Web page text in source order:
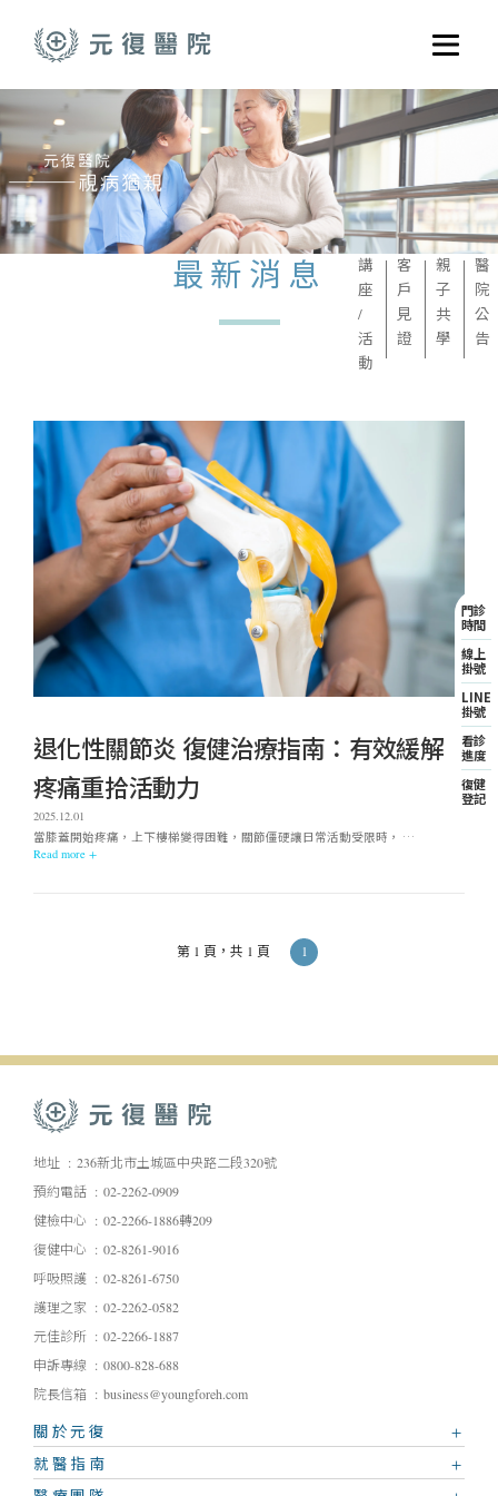
選單
關於元復
就醫指南
醫學門診
醫療養護服務 最新消息
講
座
/
活
動
客
戶
見
證
親
子
共
學
醫
院
公
告
退化性關節炎 復健治療指南：有效緩解
疼痛重拾活動力
2025.12.01
當膝蓋開始疼痛，上下樓梯變得困難，關節僵硬讓日常活動受限時， …
Read more +
第 1 頁，共 1 頁 1
地址
236新北市土城區中央路二段320號
預約電話
02-2262-0909
健檢中心
02-2266-1886轉209
復健中心
02-8261-9016
呼吸照護
02-8261-6750
護理之家
02-2262-0582
元佳診所
02-2266-1887
申訴專線
0800-828-688
院長信箱
business@youngforeh.com
關於元復
就醫指南
門診
時間
線上
掛號
LINE
掛號
看診
進度
復健
登記